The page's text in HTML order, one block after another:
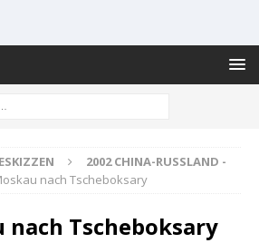
2002 CHINA-RUSSLAND -
nach Tscheboksary
nach Tscheboksary